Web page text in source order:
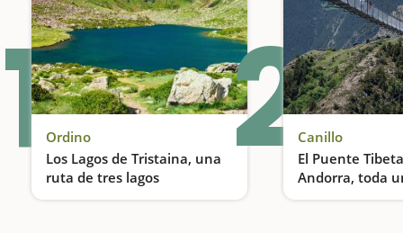
1 Ordino
Los Lagos de Tristaina, una
ruta de tres lagos
Una de las rutas de senderismo más espectaculares de Andorra
2Canillo
El Puente
Andorra, toda